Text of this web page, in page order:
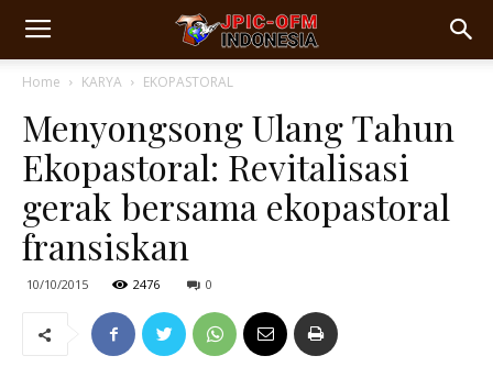
Home KARYA EKOPASTORAL
Menyongsong Ulang Tahun
Ekopastoral: Revitalisasi
gerak bersama ekopastoral
fransiskan
10/10/2015 2476 0